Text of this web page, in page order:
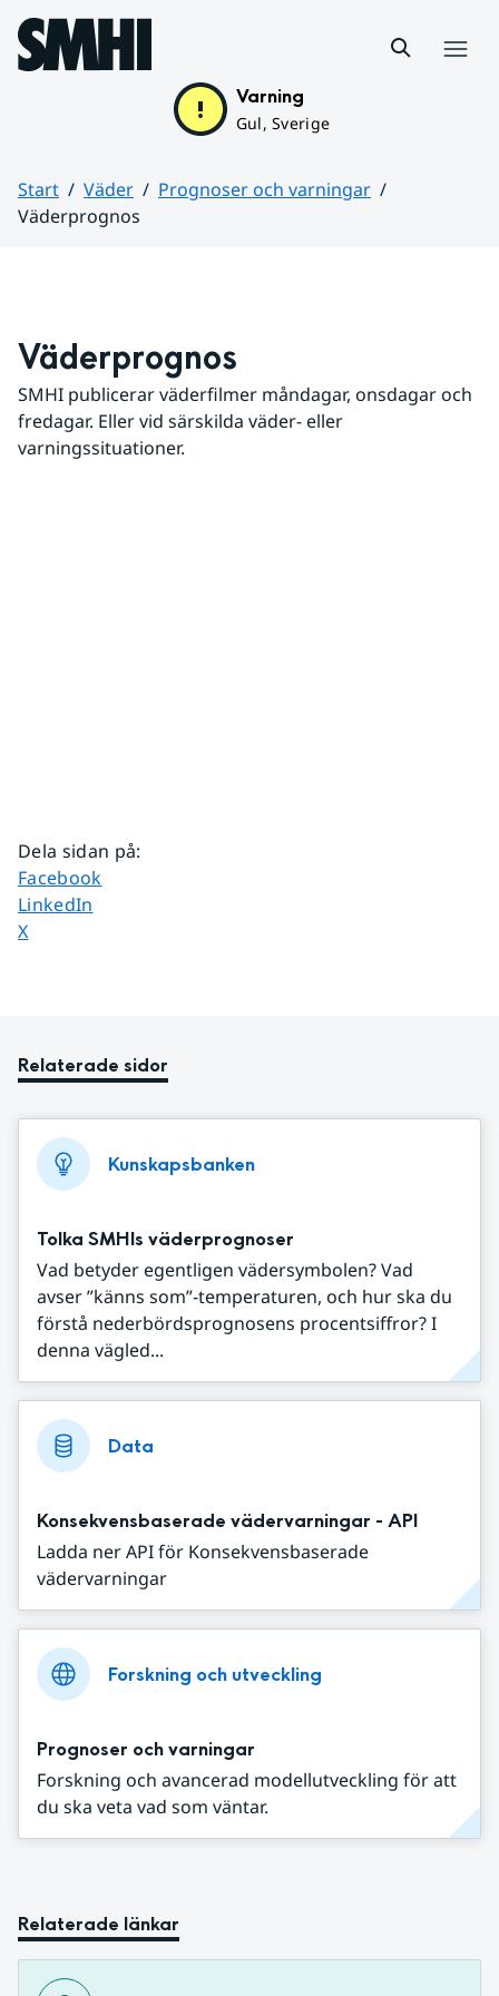
Hoppa till sidans innehåll
Varning
Gul, Sverige
Start Väder
Prognoser och varningar
Väderprognos
Väderprognos
SMHI publicerar väderfilmer måndagar, onsdagar och
fredagar. Eller vid särskilda väder- eller
varningssituationer.
Dela sidan på:
Dela sidan på
Facebook
Dela sidan på
LinkedIn
Dela sidan på
X
Relaterade sidor
Kunskapsbanken
Tolka SMHIs väderprognoser
Vad betyder egentligen vädersymbolen? Vad
avser ”känns som”-temperaturen, och hur ska du
förstå nederbördsprognosens procentsiffror? I
denna vägled...
Data
Konsekvensbaserade vädervarningar - API
Ladda ner API för Konsekvensbaserade
vädervarningar
Forskning och utveckling
Prognoser och varningar
Forskning och avancerad modellutveckling för att
du ska veta vad som väntar.
Relaterade länkar